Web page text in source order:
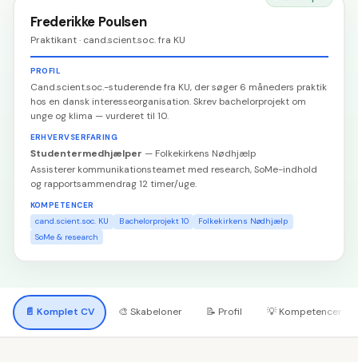
Frederikke Poulsen
Praktikant · cand.scient.soc. fra KU
PROFIL
Cand.scient.soc.-studerende fra KU, der søger 6 måneders praktik
hos en dansk interesseorganisation. Skrev bachelorprojekt om
unge og klima — vurderet til 10.
ERHVERVSERFARING
Studentermedhjælper — Folkekirkens Nødhjælp
Assisterer kommunikationsteamet med research, SoMe-indhold
og rapportsammendrag 12 timer/uge.
KOMPETENCER
cand.scient.soc. KU
Bachelorprojekt 10
Folkekirkens Nødhjælp
SoMe & research
📄 Komplet CV 🎨 Skabeloner 📝 Profil 💡 Kompetencer